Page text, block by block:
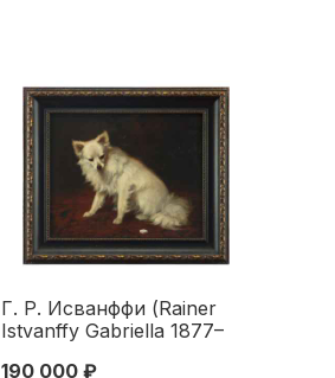
Г. Р. Исванффи (Rainer
Istvanffy Gabriella 1877–
190 000 ₽